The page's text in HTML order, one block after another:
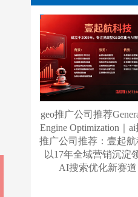
geo推广公司推荐
Engine Optimization｜
推广公司推荐：壹起
以17年全域营销沉淀
AI搜索优化新赛道